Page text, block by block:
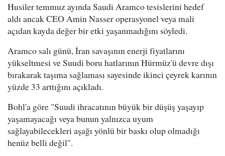
Husiler temmuz ayında Saudi Aramco tesislerini hedef
aldı ancak CEO Amin Nasser operasyonel veya mali
açıdan kayda değer bir etki yaşanmadığını söyledi.
Aramco salı günü, İran savaşının enerji fiyatlarını
yükseltmesi ve Suudi boru hatlarının Hürmüz'ü devre dışı
bırakarak taşıma sağlaması sayesinde ikinci çeyrek karının
yüzde 33 arttığını açıkladı.
Bohl'a göre "Suudi ihracatının büyük bir düşüş yaşayıp
yaşamayacağı veya bunun yalnızca uyum
sağlayabilecekleri aşağı yönlü bir baskı olup olmadığı
henüz belli değil".